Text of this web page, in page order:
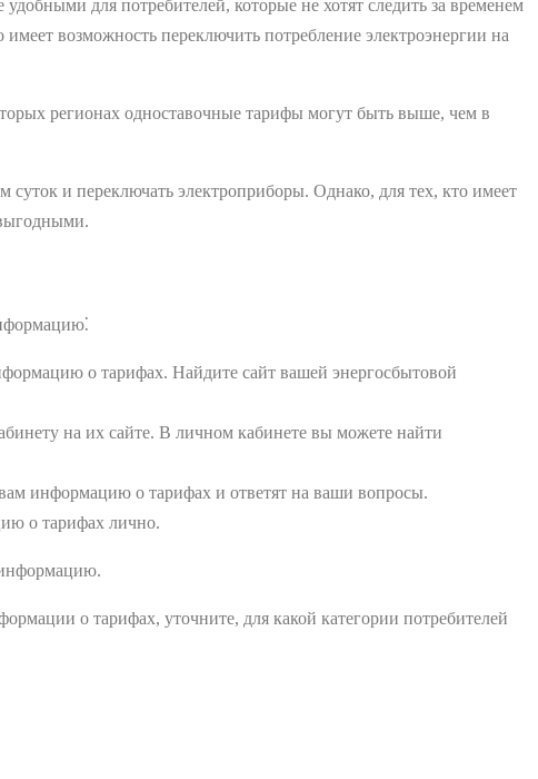
для потребителей, которые не хотят следить за временем
возможность переключить потребление электроэнергии на
регионах одноставочные тарифы могут быть выше, чем в
и переключать электроприборы. Однако, для тех, кто имеет
о тарифах. Найдите сайт вашей энергосбытовой
на их сайте. В личном кабинете вы можете найти
информацию о тарифах и ответят на ваши вопросы.
о тарифах лично.
информацию.
о тарифах, уточните, для какой категории потребителей